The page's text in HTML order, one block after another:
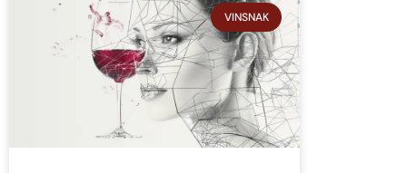
VINSNAK